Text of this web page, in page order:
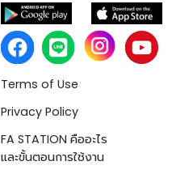
Terms of Use
Privacy Policy
FA STATION คืออะไร
และขั้นตอนการใช้งาน